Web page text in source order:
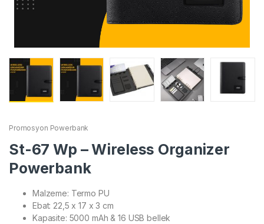
Promosyon Powerbank
St-67 Wp – Wireless Organizer
Powerbank
Malzeme: Termo PU
Ebat: 22,5 x 17 x 3 cm
Kapasite: 5000 mAh & 16 USB bellek